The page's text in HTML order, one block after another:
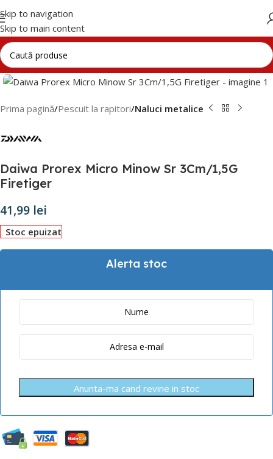
Skip to navigation
Skip to main content
Click to enlarge
Prima pagină Pescuit la rapitori Naluci metalice
Daiwa Prorex Micro Minow Sr 3Cm/1,5G
Firetiger
41,99 lei
Stoc epuizat
Alerta stoc
Anunta-ma cand revine in stoc